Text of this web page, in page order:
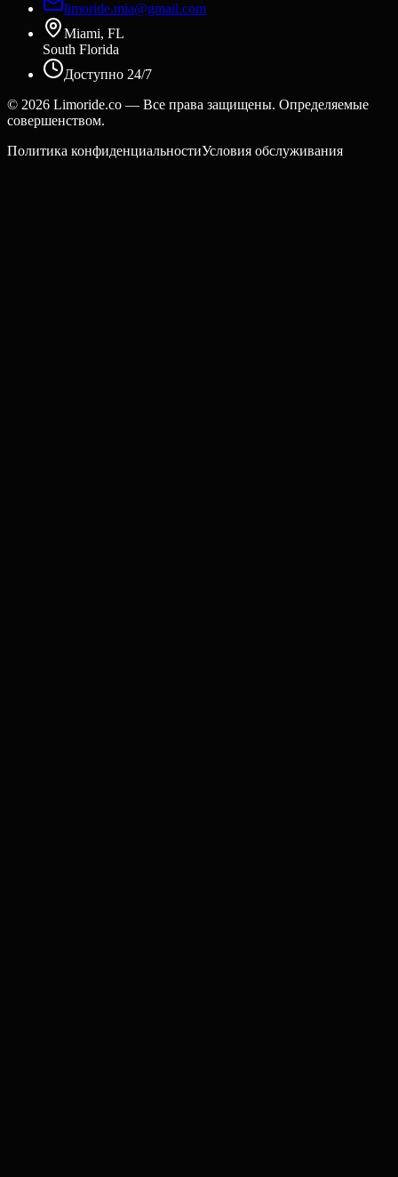
limoride.mia@gmail.com
Miami, FL
South Florida
Доступно 24/7
© 2026 Limoride.co — Все права защищены. Определяемые
совершенством.
Политика конфиденциальностиУсловия обслуживания